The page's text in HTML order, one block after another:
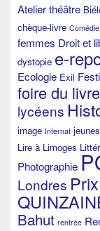
Atelier théâtre
chèque-livre
femmes Droit et
dystopie e-
Ecologie Exil
foire du
lycéens
image Internat
Lire à Limoges
Photographie
Londres
Bahut rentrée